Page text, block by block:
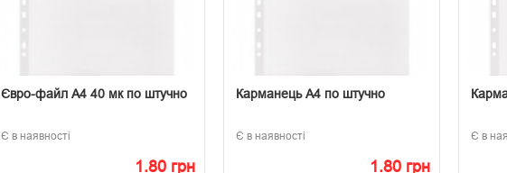
Євро-файл А4 40 мк по штучно
Є в наявності
1.80 грн
Карманець А4 по штучно
Є в наявності
1.80 грн
Є в